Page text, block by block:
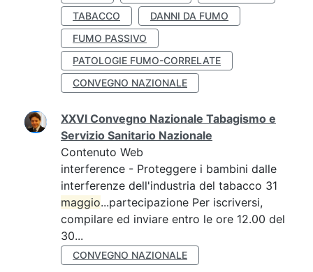
TABACCO
DANNI DA FUMO
FUMO PASSIVO
PATOLOGIE FUMO-CORRELATE
CONVEGNO NAZIONALE
XXVI Convegno Nazionale Tabagismo e
Servizio Sanitario Nazionale
Contenuto Web
interference - Proteggere i bambini dalle
interferenze dell'industria del tabacco 31
maggio...partecipazione Per iscriversi,
compilare ed inviare entro le ore 12.00 del
30...
CONVEGNO NAZIONALE